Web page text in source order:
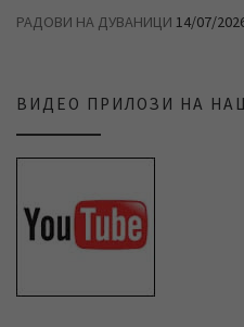
РАДОВИ НА ДУВАНИЦИ 14/07/
ВИДЕО ПРИЛОЗИ НА